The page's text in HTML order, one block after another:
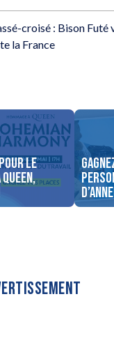
croisé : Bison Futé
la France
le